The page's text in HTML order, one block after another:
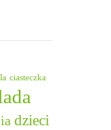
ciasteczka
dzieci